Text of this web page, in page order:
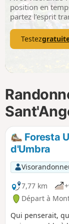
position en
partez l’esprit
Testez
Foresta
d'Umbra
7,77 km
Départ à
Qui penserait,